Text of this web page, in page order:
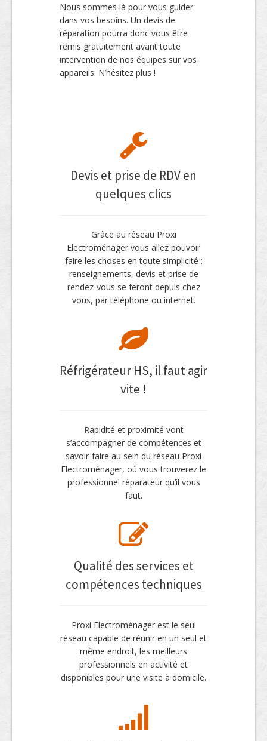
Nous sommes là pour vous guider
dans vos besoins. Un devis de
réparation pourra donc vous être
remis gratuitement avant toute
intervention de nos équipes sur vos
appareils. N’hésitez plus !
Devis et prise de RDV en
quelques clics
Grâce au réseau Proxi
Electroménager vous allez pouvoir
faire les choses en toute simplicité :
renseignements, devis et prise de
rendez-vous se feront depuis chez
vous, par téléphone ou internet.
Réfrigérateur HS, il faut agir
vite !
Rapidité et proximité vont
s’accompagner de compétences et
savoir-faire au sein du réseau Proxi
Electroménager, où vous trouverez le
professionnel réparateur qu’il vous
faut.
Qualité des services et
compétences techniques
Proxi Electroménager est le seul
réseau capable de réunir en un seul et
même endroit, les meilleurs
professionnels en activité et
disponibles pour une visite à domicile.